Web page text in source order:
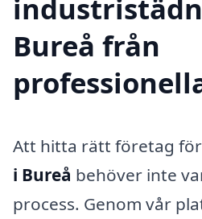
Bureå från
Att hitta rätt företag för
i Bureå behöver inte
process. Genom vår